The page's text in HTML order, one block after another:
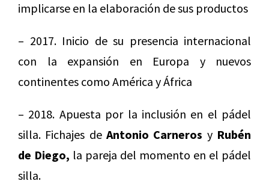
implicarse en la elaboración de sus productos
– 2017. Inicio de su presencia internacional
con la expansión en Europa y nuevos
continentes como América y África
– 2018. Apuesta por la inclusión en el pádel
silla. Fichajes de Antonio Carneros y Rubén
de Diego, la pareja del momento en el pádel
silla.